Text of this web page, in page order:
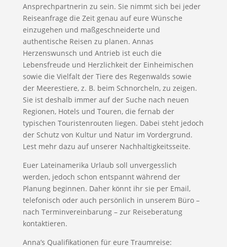
Ansprechpartnerin zu sein. Sie nimmt sich bei jeder
Reiseanfrage die Zeit genau auf eure Wünsche
einzugehen und maßgeschneiderte und
authentische Reisen zu planen. Annas
Herzenswunsch und Antrieb ist euch die
Lebensfreude und Herzlichkeit der Einheimischen
sowie die Vielfalt der Tiere des Regenwalds sowie
der Meerestiere, z. B. beim Schnorcheln, zu zeigen.
Sie ist deshalb immer auf der Suche nach neuen
Regionen, Hotels und Touren, die fernab der
typischen Touristenrouten liegen. Dabei steht jedoch
der Schutz von Kultur und Natur im Vordergrund.
Lest mehr dazu auf unserer Nachhaltigkeitsseite.
Euer Lateinamerika Urlaub soll unvergesslich
werden, jedoch schon entspannt während der
Planung beginnen. Daher könnt ihr sie per Email,
telefonisch oder auch persönlich in unserem Büro –
nach Terminvereinbarung – zur Reiseberatung
kontaktieren.
Anna’s Qualifikationen für eure Traumreise: